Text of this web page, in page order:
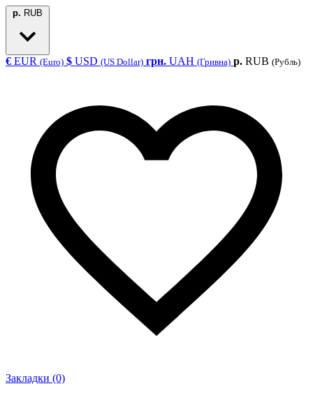
р. RUB
€ EUR (Euro) $ USD (US Dollar) грн. UAH (Гривна) р. RUB (Рубль)
Закладки (0)